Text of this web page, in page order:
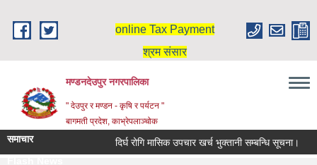
online Tax Payment
श्रम संसार
मण्डनदेउपुर नगरपालिका
" देउपुर र मण्डन - कृषि र पर्यटन "
बागमती प्रदेश, काभ्रेपलाञ्चोक
समाचार
दिर्घ रोगि मासिक उपचार खर्च भुक्तानी सम्बन्धि सूचना।